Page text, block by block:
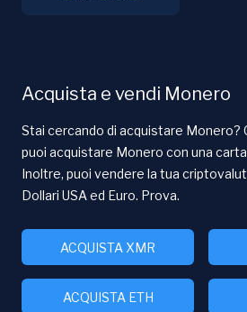
Acquista e vendi Monero
Stai cercando di acquistare Monero?
puoi acquistare Monero con una
Inoltre, puoi vendere la tua
Dollari USA ed Euro. Prova.
ACQUISTA XMR
ACQUISTA ETH